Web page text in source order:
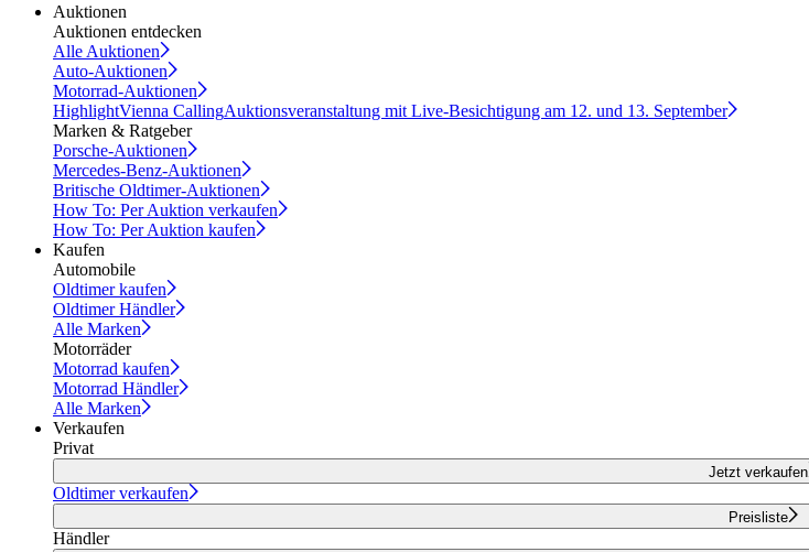
Auktionen
Auktionen entdecken
Alle Auktionen
Auto-Auktionen
Motorrad-Auktionen
HighlightVienna CallingAuktionsveranstaltung mit Live-Besichtigung am 12. und 13. September
Marken & Ratgeber
Porsche-Auktionen
Mercedes-Benz-Auktionen
Britische Oldtimer-Auktionen
How To: Per Auktion verkaufen
How To: Per Auktion kaufen
Kaufen
Automobile
Oldtimer kaufen
Oldtimer Händler
Alle Marken
Motorräder
Motorrad kaufen
Motorrad Händler
Alle Marken
Verkaufen
Privat
Jetzt verkaufen
Oldtimer verkaufen
Preisliste
Händler